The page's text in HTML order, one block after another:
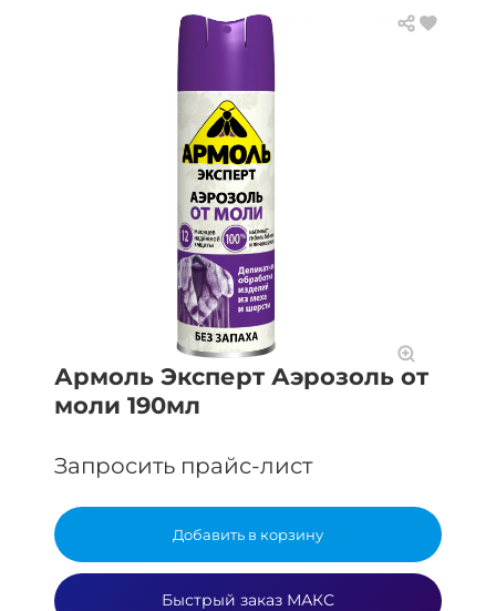
Армоль Эксперт Аэрозоль от
моли 190мл
Запросить прайс-лист
Добавить в корзину
Быстрый заказ МАКС